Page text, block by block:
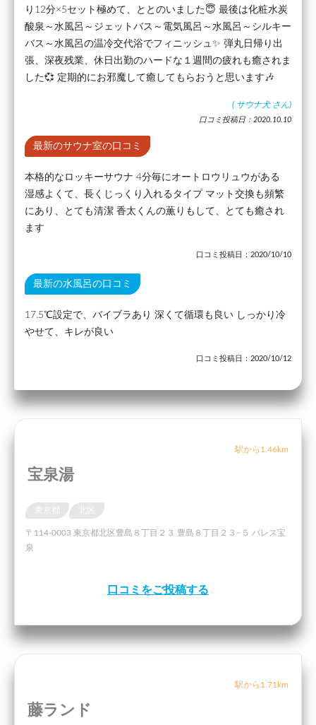
り12分×5セット極めて、ととのいました😇 最後は化粧水炭
酸泉～水風呂～ジェットバス～電気風呂～水風呂～シルキー
バス～水風呂の温冷交代浴でフィニッシュ✨ 弾丸日帰り出
張、深夜残業、休日出勤のハードな１週間の疲れも癒されま
した💞 定期的にお邪魔して癒してもらおうと思います🎶
( サウナ犬 さん)
口コミ投稿日：2020.10.10
最新のサウナ室の口コミ
本格的なロッキーサウナ 4分毎にオートロウリュウがある
湿感よくて、長くじっくり入れるタイプ マット交換も頻繁
にあり、とても清潔 香太くんの薫りもして、とても癒され
ます
口コミ投稿日：2020/10/10
最新の水風呂の口コミ
17.5℃設定で、バイブラあり 深くて循環も良い しっかり冷
やせて、キレが良い
口コミ投稿日：2020/10/12
駅から1.46km
宝泉湯
東京都 北区
〒114-0003 東京都北区豊島８丁目２３ 豊島８丁目２３−５ パレス宝
泉
口コミをご投稿する
駅から1.71km
藤ランド